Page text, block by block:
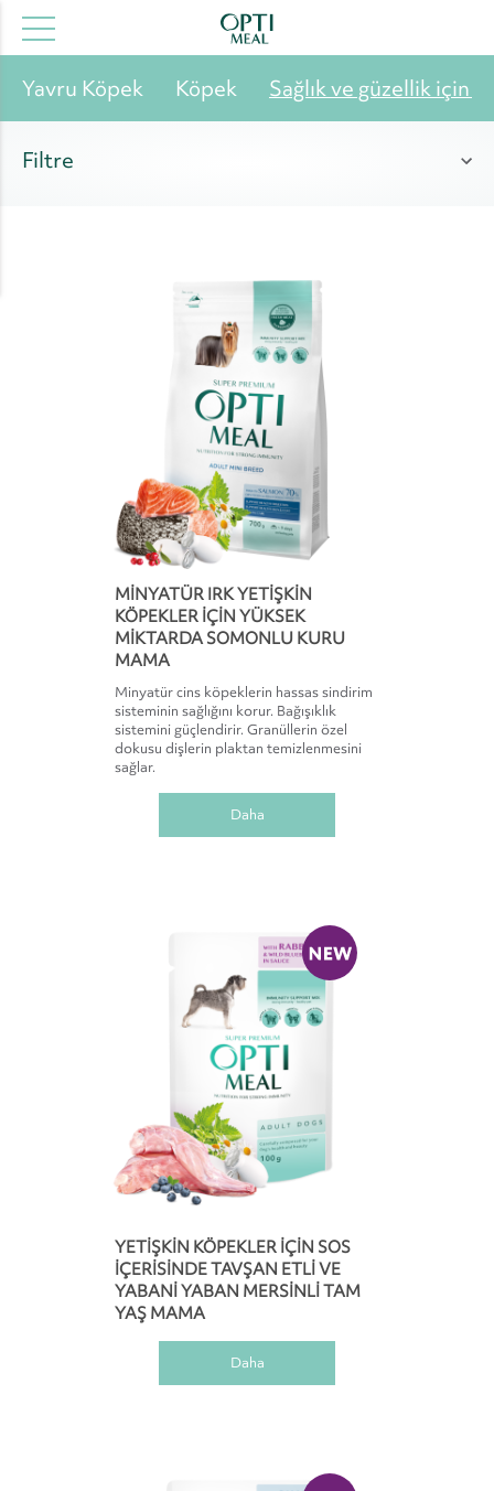
Yavru Köpek Köpek Sağlık ve güzellik için
Filtre
MINYATÜR IRK YETIŞKIN
KÖPEKLER IÇIN YÜKSEK
MIKTARDA SOMONLU KURU
MAMA
Minyatür cins köpeklerin hassas sindirim
sisteminin sağlığını korur. Bağışıklık
sistemini güçlendirir. Granüllerin özel
dokusu dişlerin plaktan temizlenmesini
sağlar.
Daha
YETIŞKIN KÖPEKLER IÇIN SOS
IÇERISINDE TAVŞAN ETLI VE
YABANI YABAN MERSINLI TAM
YAŞ MAMA
Daha